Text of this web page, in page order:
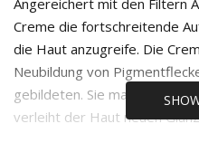
Angereichert mit den Filtern
Creme die fortschreitende
die Haut anzugreife. Die
Neubildung von
gebildeten. Sie macht den
verleiht der Haut neuen